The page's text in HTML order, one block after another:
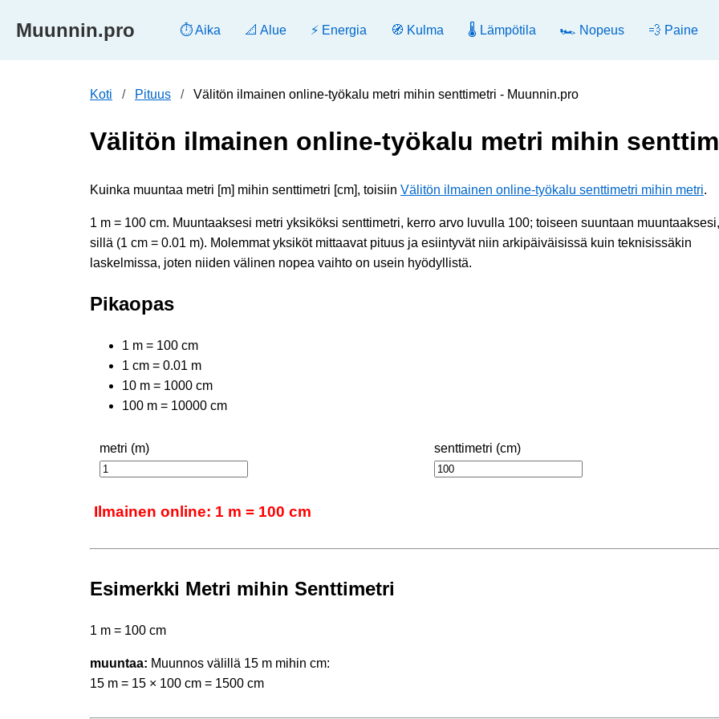
Muunnin.pro ⏱️ Aika 📐 Alue ⚡ Energia 🧭 Kulma 🌡️ Lämpötila 🏎️ Nopeus 💨 Paine
Koti Pituus Välitön ilmainen online-työkalu metri mihin senttimetri - Muunnin.pro
Välitön ilmainen online-työkalu metri mihin
Kuinka muuntaa metri [m] mihin senttimetri [cm], toisiin Välitön ilmainen online-työkalu senttimetri mihin metri.
1 m = 100 cm. Muuntaaksesi metri yksiköksi senttimetri, kerro arvo luvulla 100; toiseen suuntaan
sillä (1 cm = 0.01 m). Molemmat yksiköt mittaavat pituus ja esiintyvät niin arkipäiväisissä kuin teknisissäkin
laskelmissa, joten niiden välinen nopea vaihto on usein hyödyllistä.
Pikaopas
1 m = 100 cm
1 cm = 0.01 m
10 m = 1000 cm
100 m = 10000 cm
metri (m) senttimetri (cm)
Ilmainen online: 1 m = 100 cm
Esimerkki Metri mihin Senttimetri
1 m = 100 cm
muuntaa: Muunnos välillä 15 m mihin cm:
15 m = 15 × 100 cm = 1500 cm